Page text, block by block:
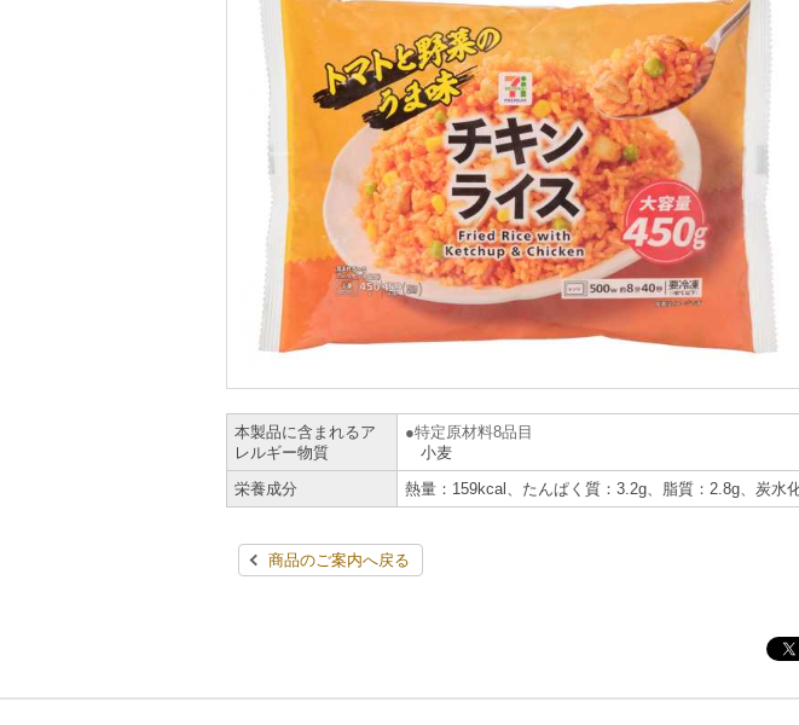
本製品に含まれるア
レルギー物質
特定原材料8品目
小麦
栄養成分
熱量：159kcal、たんぱく質：3.2g、脂質：2.8g、炭水
商品のご案内へ戻る